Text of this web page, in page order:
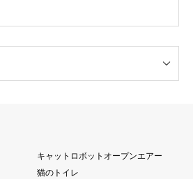
キャットロボットオープンエアー
猫のトイレ